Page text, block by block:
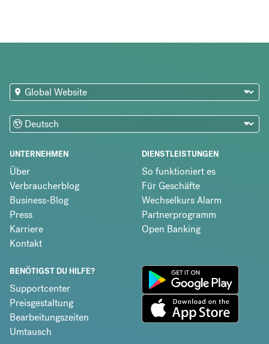
UNTERNEHMEN
Über
Verbraucherblog
Business-Blog
Press
Karriere
Kontakt
DIENSTLEISTUNGEN
So funktioniert es
Für Geschäfte
Wechselkurs Alarm
Partnerprogramm
Open Banking
BENÖTIGST DU HILFE?
Supportcenter
Preisgestaltung
Bearbeitungszeiten
Umtausch